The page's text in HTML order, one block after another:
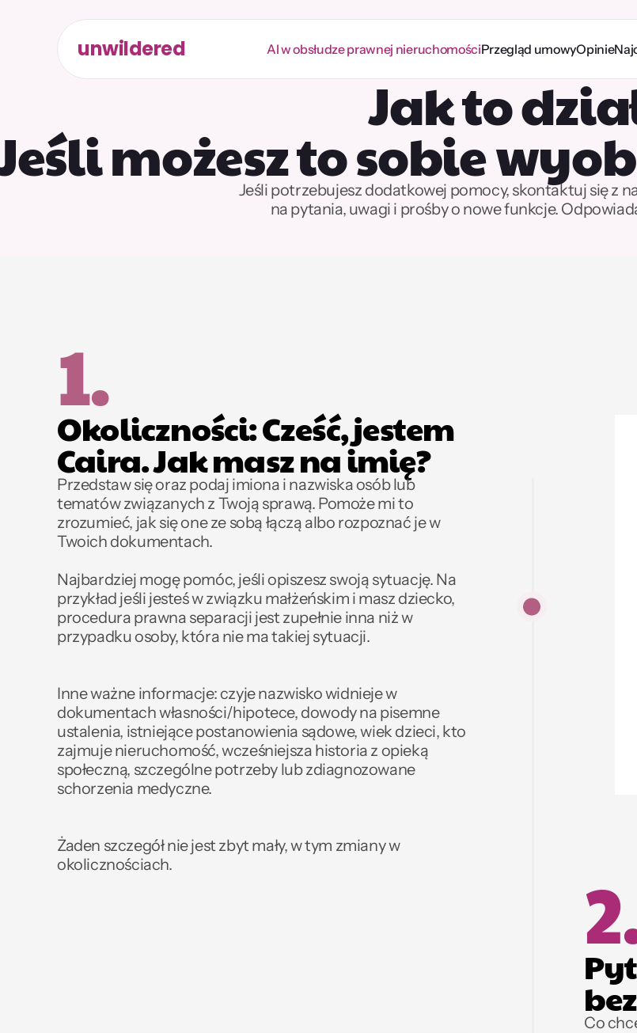
unwildered AI w obsłudze prawnej nieruchomościPrzegląd umowyOpinie
Jak to
możesz to sobie
Jeśli potrzebujesz dodatkowej pomocy, skontaktuj się z
na pytania, uwagi i prośby o nowe funkcje.
1.
Okoliczności: Cześć, jestem
Caira. Jak masz na imię?
Przedstaw się oraz podaj imiona i nazwiska osób lub
tematów związanych z Twoją sprawą. Pomoże mi to
zrozumieć, jak się one ze sobą łączą albo rozpoznać je w
Twoich dokumentach.
Najbardziej mogę pomóc, jeśli opiszesz swoją sytuację. Na
przykład jeśli jesteś w związku małżeńskim i masz dziecko,
procedura prawna separacji jest zupełnie inna niż w
przypadku osoby, która nie ma takiej sytuacji.
Inne ważne informacje: czyje nazwisko widnieje w
dokumentach własności/hipotece, dowody na pisemne
ustalenia, istniejące postanowienia sądowe, wiek dzieci, kto
zajmuje nieruchomość, wcześniejsza historia z opieką
społeczną, szczególne potrzeby lub zdiagnozowane
schorzenia medyczne.
Żaden szczegół nie jest zbyt mały, w tym zmiany w
okolicznościach.
Co